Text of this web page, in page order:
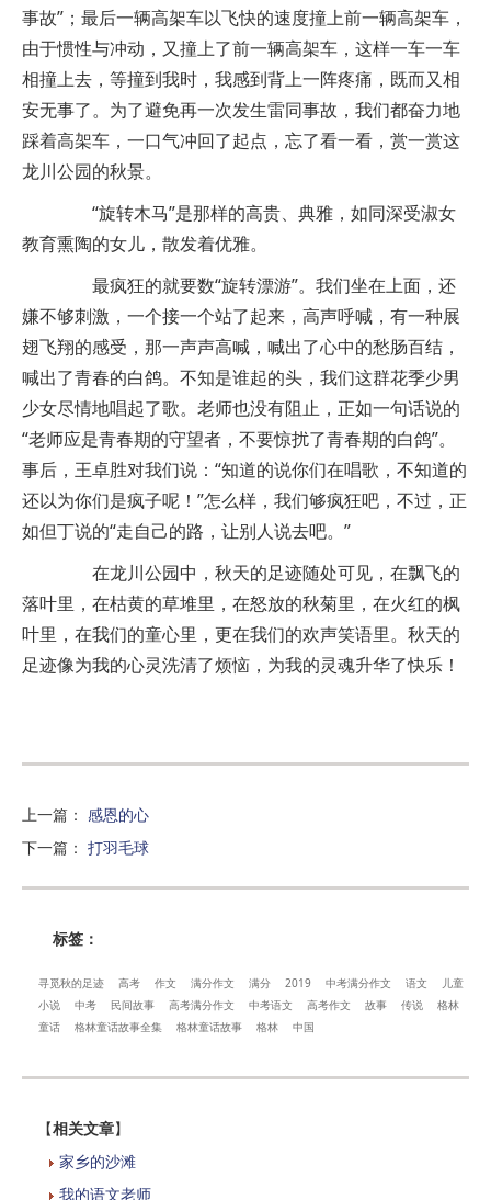
事故”；最后一辆高架车以飞快的速度撞上前一辆高架车，
由于惯性与冲动，又撞上了前一辆高架车，这样一车一车
相撞上去，等撞到我时，我感到背上一阵疼痛，既而又相
安无事了。为了避免再一次发生雷同事故，我们都奋力地
踩着高架车，一口气冲回了起点，忘了看一看，赏一赏这
龙川公园的秋景。
“旋转木马”是那样的高贵、典雅，如同深受淑女
教育熏陶的女儿，散发着优雅。
最疯狂的就要数“旋转漂游”。我们坐在上面，还
嫌不够刺激，一个接一个站了起来，高声呼喊，有一种展
翅飞翔的感受，那一声声高喊，喊出了心中的愁肠百结，
喊出了青春的白鸽。不知是谁起的头，我们这群花季少男
少女尽情地唱起了歌。老师也没有阻止，正如一句话说的
“老师应是青春期的守望者，不要惊扰了青春期的白鸽”。
事后，王卓胜对我们说：“知道的说你们在唱歌，不知道的
还以为你们是疯子呢！”怎么样，我们够疯狂吧，不过，正
如但丁说的“走自己的路，让别人说去吧。”
在龙川公园中，秋天的足迹随处可见，在飘飞的
落叶里，在枯黄的草堆里，在怒放的秋菊里，在火红的枫
叶里，在我们的童心里，更在我们的欢声笑语里。秋天的
足迹像为我的心灵洗清了烦恼，为我的灵魂升华了快乐！
上一篇 ： 感恩的心
下一篇 ： 打羽毛球
标签：
寻觅秋的足迹 高考 作文 满分作文 满分 2019 中考满分作文 语文
儿童
小说
中考 民间故事 高考满分作文 中考语文 高考作文 故事 传说
格林
童话
格林童话故事全集 格林童话故事 格林 中国
【相关文章】
家乡的沙滩
我的语文老师